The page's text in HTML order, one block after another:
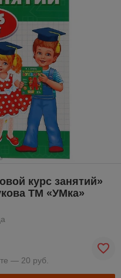
курс занятий»
ТМ «УМка»
— 20 руб.